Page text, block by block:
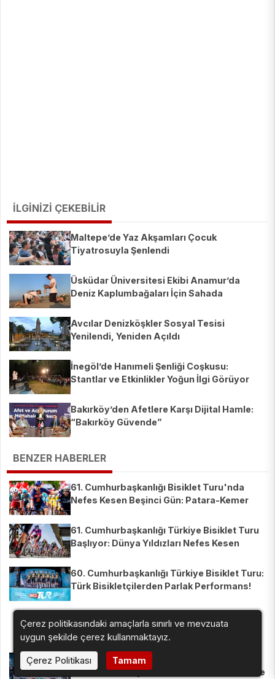
İLGİNİZİ ÇEKEBİLİR
Maltepe’de Yaz Akşamları Çocuk
Tiyatrosuyla Şenlendi
Üsküdar Üniversitesi Ekibi Anamur’da
Deniz Kaplumbağaları İçin Sahada
Avcılar Denizköşkler Sosyal Tesisi
Yenilendi, Yeniden Açıldı
İnegöl’de Hanımeli Şenliği Coşkusu:
Stantlar ve Etkinlikler Yoğun İlgi Görüyor
Bakırköy’den Afetlere Karşı Dijital Hamle:
“Bakırköy Güvende”
BENZER HABERLER
61. Cumhurbaşkanlığı Bisiklet Turu'nda
Nefes Kesen Beşinci Gün: Patara-Kemer
61. Cumhurbaşkanlığı Türkiye Bisiklet Turu
Başlıyor: Dünya Yıldızları Nefes Kesen
60. Cumhurbaşkanlığı Türkiye Bisiklet Turu:
Türk Bisikletçilerden Parlak Performans!
Start Aldı! İşte Detaylar
Lev Gonov, Cumhurbaşkanlığı Bisiklet
Turu'nda Fethiye-Marmaris Etabını Zirvede
Çerez politikasındaki amaçlarla sınırlı ve mevzuata
uygun şekilde çerez kullanmaktayız.
Çerez Politikası
Tamam